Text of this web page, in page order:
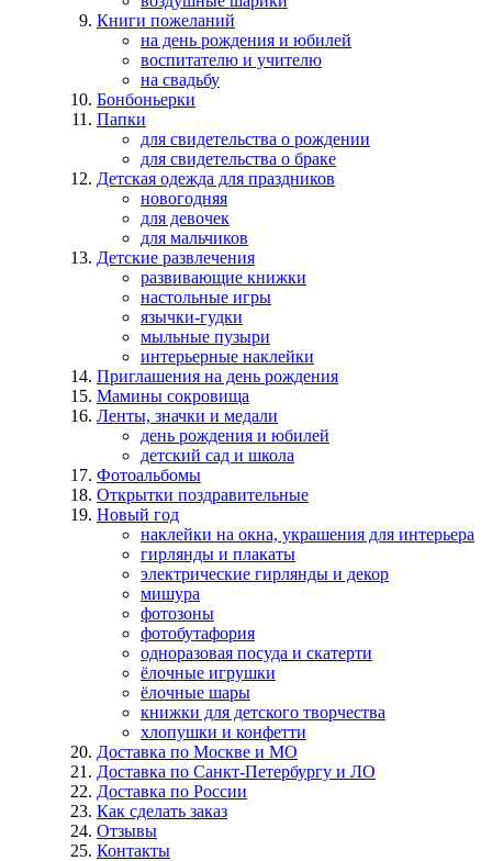
Книги пожеланий
на день рождения и юбилей
воспитателю и учителю
на свадьбу
Бонбоньерки
Папки
для свидетельства о рождении
для свидетельства о браке
Детская одежда для праздников
новогодняя
для девочек
для мальчиков
Детские развлечения
развивающие книжки
настольные игры
язычки-гудки
мыльные пузыри
интерьерные наклейки
Приглашения на день рождения
Мамины сокровища
Ленты, значки и медали
день рождения и юбилей
детский сад и школа
Фотоальбомы
Открытки поздравительные
Новый год
наклейки на окна, украшения для интерьера
гирлянды и плакаты
электрические гирлянды и декор
мишура
фотозоны
фотобутафория
одноразовая посуда и скатерти
ёлочные игрушки
ёлочные шары
книжки для детского творчества
хлопушки и конфетти
Доставка по Москве и МО
Доставка по Санкт-Петербургу и ЛО
Доставка по России
Как сделать заказ
Отзывы
Контакты